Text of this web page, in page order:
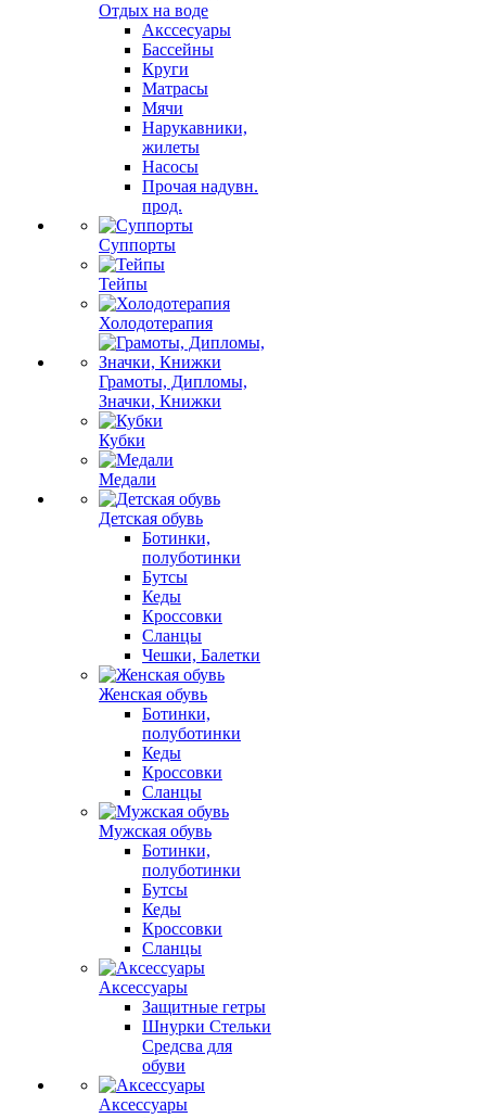
Отдых на воде
Акссесуары
Бассейны
Круги
Матрасы
Мячи
Нарукавники,
жилеты
Насосы
Прочая надувн.
прод.
Суппорты
Тейпы
Холодотерапия
Грамоты, Дипломы,
Значки, Книжки
Кубки
Медали
Детская обувь
Ботинки,
полуботинки
Бутсы
Кеды
Кроссовки
Сланцы
Чешки, Балетки
Женская обувь
Ботинки,
полуботинки
Кеды
Кроссовки
Сланцы
Мужская обувь
Ботинки,
полуботинки
Бутсы
Кеды
Кроссовки
Сланцы
Аксессуары
Защитные гетры
Шнурки Стельки
Средсва для
обуви
Аксессуары